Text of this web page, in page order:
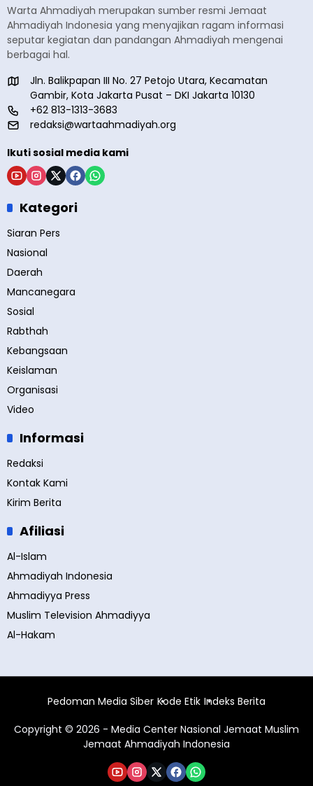
Warta Ahmadiyah merupakan sumber resmi Jemaat
Ahmadiyah Indonesia yang menyajikan ragam informasi
seputar kegiatan dan pandangan Ahmadiyah mengenai
berbagai hal.
Jln. Balikpapan III No. 27 Petojo Utara, Kecamatan
Gambir, Kota Jakarta Pusat – DKI Jakarta 10130
+62 813-1313-3683
redaksi@wartaahmadiyah.org
Ikuti sosial media kami
Kategori
Siaran Pers
Nasional
Daerah
Mancanegara
Sosial
Rabthah
Kebangsaan
Keislaman
Organisasi
Video
Informasi
Redaksi
Kontak Kami
Kirim Berita
Afiliasi
Al-Islam
Ahmadiyah Indonesia
Ahmadiyya Press
Muslim Television Ahmadiyya
Al-Hakam
Pedoman Media Siber Kode Etik Indeks Berita
Copyright © 2026 - Media Center Nasional Jemaat Muslim
Jemaat Ahmadiyah Indonesia